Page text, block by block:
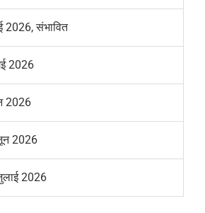
2026, संभावित
2026
2026
2026
2026